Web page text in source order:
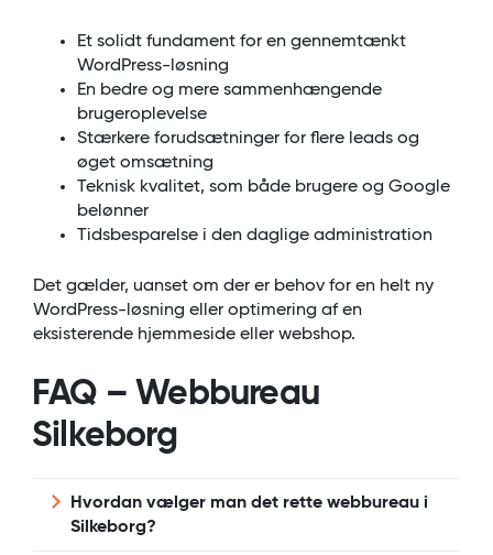
Et solidt fundament for en gennemtænkt
WordPress-løsning
En bedre og mere sammenhængende
brugeroplevelse
Stærkere forudsætninger for flere leads og
øget omsætning
Teknisk kvalitet, som både brugere og Google
belønner
Tidsbesparelse i den daglige administration
Det gælder, uanset om der er behov for en helt ny
WordPress-løsning eller optimering af en
eksisterende hjemmeside eller webshop.
FAQ – Webbureau
Silkeborg
Hvordan vælger man det rette webbureau i
Silkeborg?